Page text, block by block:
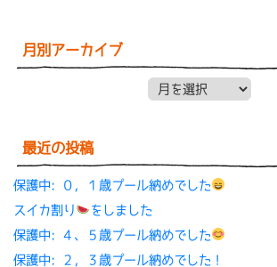
月別アーカイブ
最近の投稿
保護中: ０，１歳プール納めでした
スイカ割り
をしました
保護中: ４、５歳プール納めでした
保護中: ２，３歳プール納めでした！